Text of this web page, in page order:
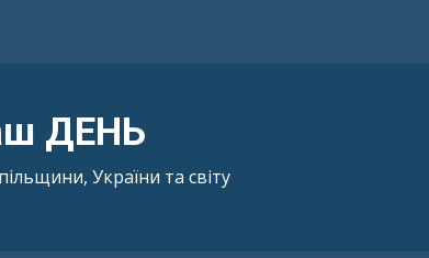
ДЕНЬ
України та світу